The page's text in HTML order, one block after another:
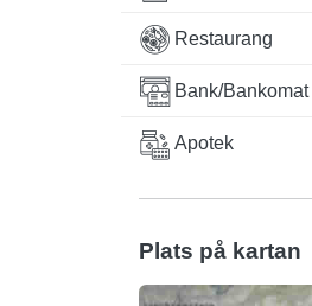
Restaurang
Bank/Bankomat
Apotek
Plats på kartan